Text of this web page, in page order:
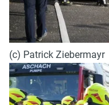
(c) Patrick Ziebermayr